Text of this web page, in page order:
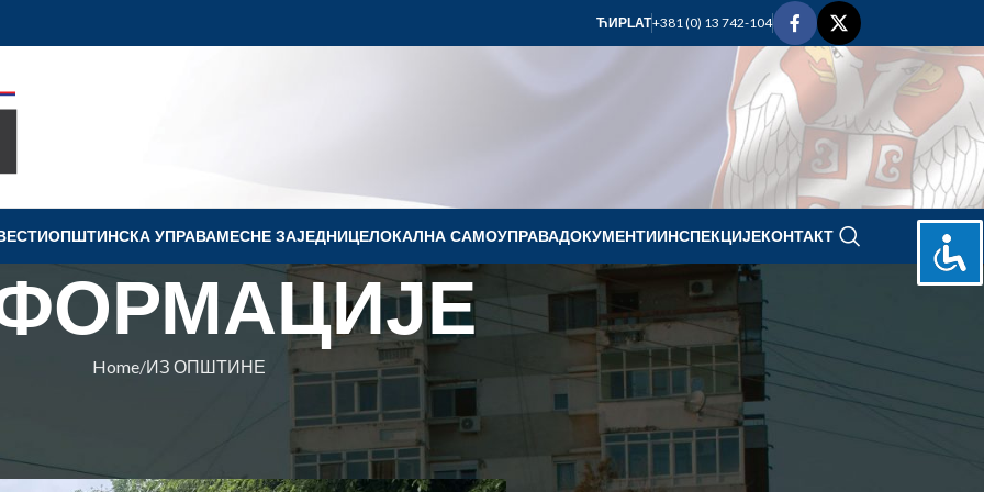
ЋИРLAT+381 (0) 13 742-104
OПШТИНСКА УПРАВАМЕСНЕ ЗАЈЕДНИЦЕЛОКАЛНА САМОУПРАВАДОКУМЕНТИИНСПЕКЦИЈЕКОНТАКТ
Home ИЗ ОПШТИНЕ
победе над фашизмом
Ковин
maj 2026.
U S Č P
1